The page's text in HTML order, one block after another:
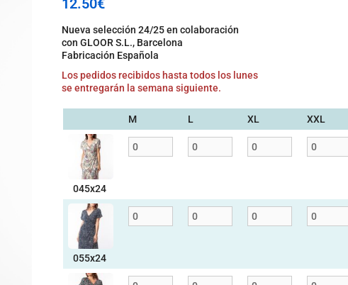
12.50€
Nueva selección 24/25 en colaboración
con GLOOR S.L., Barcelona
Fabricación Española
Los pedidos recibidos hasta todos los lunes
se entregarán la semana siguiente.
M L XL XXL
045x24
055x24